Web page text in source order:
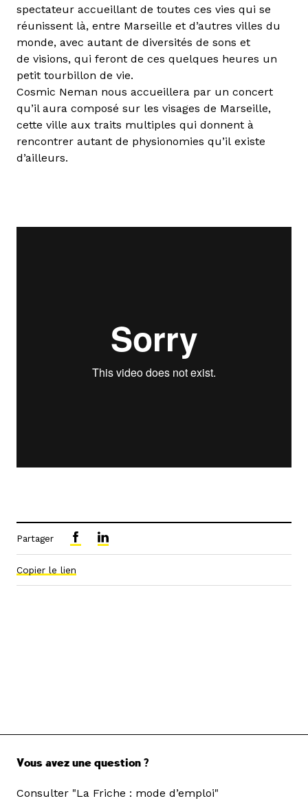
spectateur accueillant de toutes ces vies qui se
réunissent là, entre Marseille et d’autres villes du
monde, avec autant de diversités de sons et
de visions, qui feront de ces quelques heures un
petit tourbillon de vie.
Cosmic Neman nous accueillera par un concert
qu’il aura composé sur les visages de Marseille,
cette ville aux traits multiples qui donnent à
rencontrer autant de physionomies qu’il existe
d’ailleurs.
Partager
Copier le lien
Vous avez une question ?
Consulter "La Friche : mode d’emploi"